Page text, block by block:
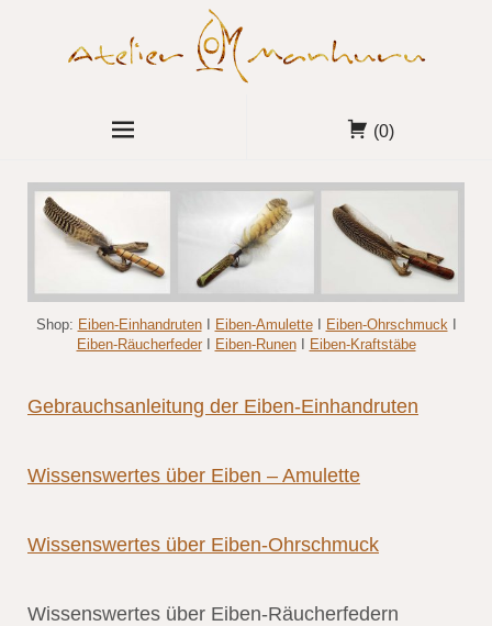
(0)
Shop: Eiben-EinhandrutenI Eiben-AmuletteI Eiben-Ohrschmuck I
Eiben-RäucherfederI Eiben-RunenI Eiben-Kraftstäbe
Gebrauchsanleitung der Eiben-Einhandruten
Wissenswertes über Eiben – Amulette
Wissenswertes über Eiben-Ohrschmuck
Wissenswertes über Eiben-Räucherfedern